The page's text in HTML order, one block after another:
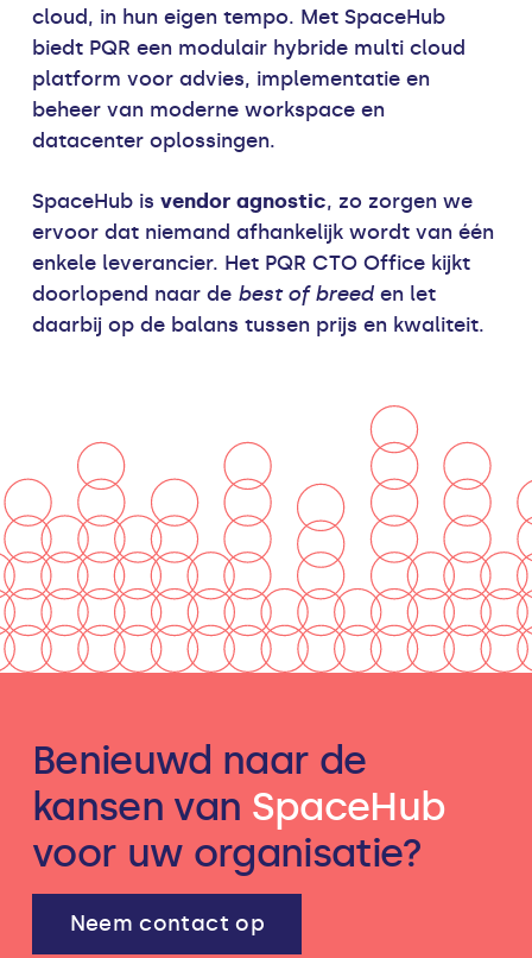
cloud, in hun eigen tempo. Met SpaceHub
biedt PQR een modulair hybride multi cloud
platform voor advies, implementatie en
beheer van moderne workspace en
datacenter oplossingen.
SpaceHub isvendor agnostic, zo zorgen we
ervoor dat niemand afhankelijk wordt van één
enkele leverancier. Het PQR CTO Office kijkt
doorlopend naar de best of breed en let
daarbij op de balans tussen prijs en kwaliteit.
Benieuwd naar de
kansen van SpaceHub
voor uw organisatie?
Neem contact op